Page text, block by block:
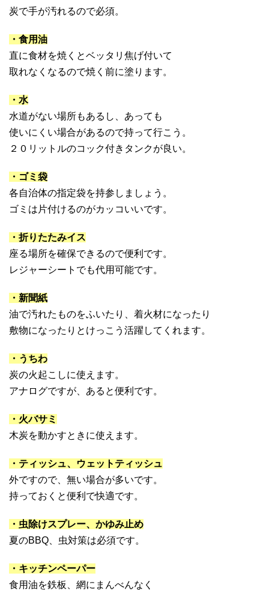
炭で手が汚れるので必須。
・食用油
直に食材を焼くとベッタリ焦げ付いて
取れなくなるので焼く前に塗ります。
・水
水道がない場所もあるし、あっても
使いにくい場合があるので持って行こう。
２０リットルのコック付きタンクが良い。
・ゴミ袋
各自治体の指定袋を持参しましょう。
ゴミは片付けるのがカッコいいです。
・折りたたみイス
座る場所を確保できるので便利です。
レジャーシートでも代用可能です。
・新聞紙
油で汚れたものをふいたり、着火材になったり
敷物になったりとけっこう活躍してくれます。
・うちわ
炭の火起こしに使えます。
アナログですが、あると便利です。
・火バサミ
木炭を動かすときに使えます。
・ティッシュ、ウェットティッシュ
外ですので、無い場合が多いです。
持っておくと便利で快適です。
・虫除けスプレー、かゆみ止め
夏のBBQ、虫対策は必須です。
・キッチンペーパー
食用油を鉄板、網にまんべんなく